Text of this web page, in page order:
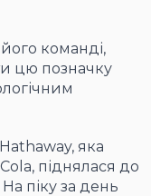
команді,
цю позначку
яка
піднялася до
піку за день